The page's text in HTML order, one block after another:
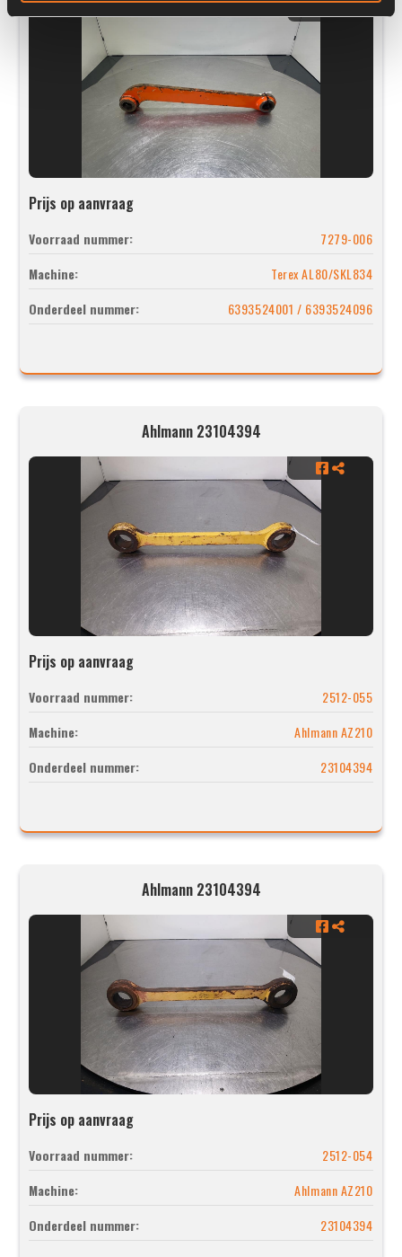
Prijs op aanvraag
Voorraad nummer:
7279-006
Machine:
Terex AL80/SKL834
Onderdeel nummer:
6393524001 / 6393524096
Ahlmann 23104394
Prijs op aanvraag
Voorraad nummer:
2512-055
Machine:
Ahlmann AZ210
Onderdeel nummer:
23104394
Ahlmann 23104394
Prijs op aanvraag
Voorraad nummer:
2512-054
Machine:
Ahlmann AZ210
Onderdeel nummer:
23104394